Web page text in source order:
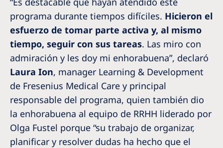
programa durante tiempos difíciles. Hicieron el
esfuerzo de tomar parte activa y, al mismo
tiempo, seguir con sus tareas. Las miro con
admiración y les doy mi enhorabuena”, declaró
Laura Ion, manager Learning & Development
de Fresenius Medical Care y principal
responsable del programa, quien también dio
la enhorabuena al equipo de RRHH liderado por
Olga Fustel porque “su trabajo de organizar,
planificar y resolver dudas ha hecho que el